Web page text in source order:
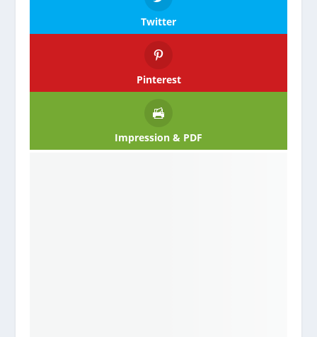
Twitter
Pinterest
Impression & PDF